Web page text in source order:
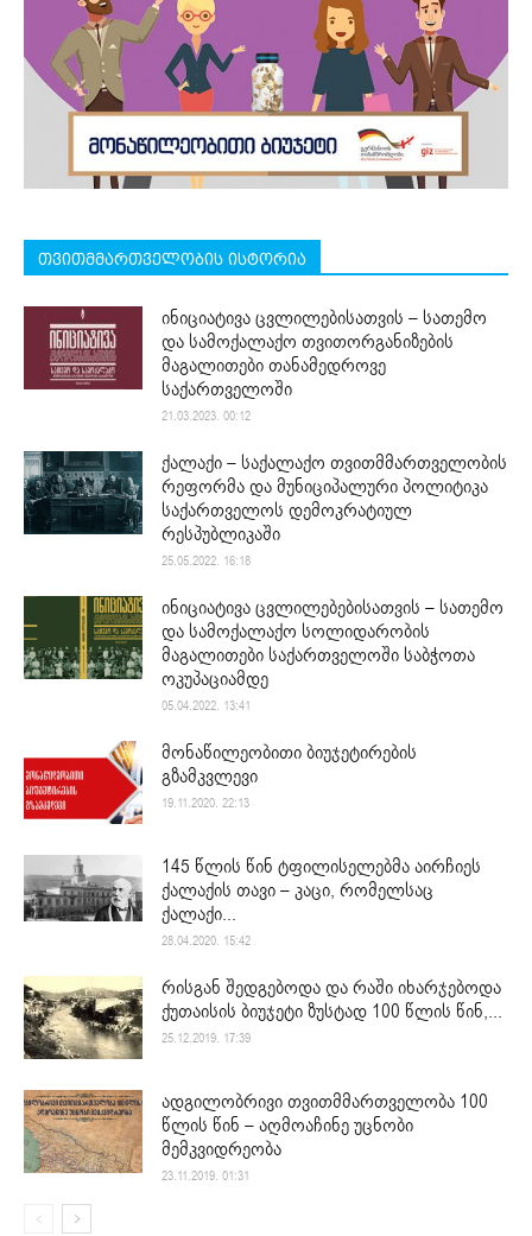
თვითმმართველობის ისტორია
ინიციატივა ცვლილებისათვის – სათემო
და სამოქალაქო თვითორგანიზების
მაგალითები თანამედროვე
საქართველოში
21.03.2023. 00:12
ქალაქი – საქალაქო თვითმმართველობის
რეფორმა და მუნიციპალური პოლიტიკა
საქართველოს დემოკრატიულ
რესპუბლიკაში
25.05.2022. 16:18
ინიციატივა ცვლილებებისათვის – სათემო
და სამოქალაქო სოლიდარობის
მაგალითები საქართველოში საბჭოთა
ოკუპაციამდე
05.04.2022. 13:41
მონაწილეობითი ბიუჯეტირების
გზამკვლევი
19.11.2020. 22:13
145 წლის წინ ტფილისელებმა აირჩიეს
ქალაქის თავი – კაცი, რომელსაც
ქალაქი...
28.04.2020. 15:42
რისგან შედგებოდა და რაში იხარჯებოდა
ქუთაისის ბიუჯეტი ზუსტად 100 წლის წინ,...
25.12.2019. 17:39
ადგილობრივი თვითმმართველობა 100
წლის წინ – აღმოაჩინე უცნობი
მემკვიდრეობა
23.11.2019. 01:31